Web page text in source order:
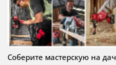
Соберите мастерскую на